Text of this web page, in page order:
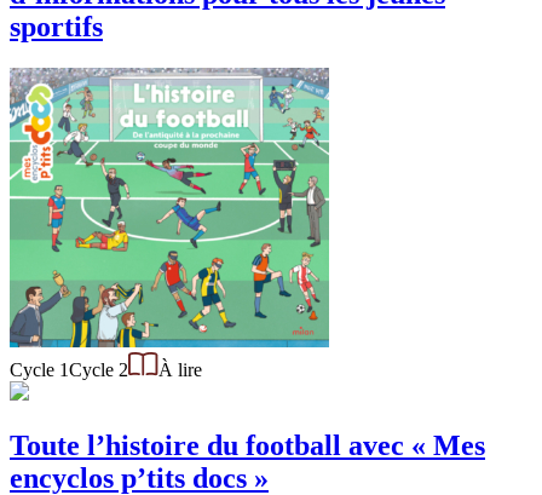
sportifs
Cycle 1Cycle 2 À lire
Toute l’histoire du football avec « Mes
encyclos p’tits docs »